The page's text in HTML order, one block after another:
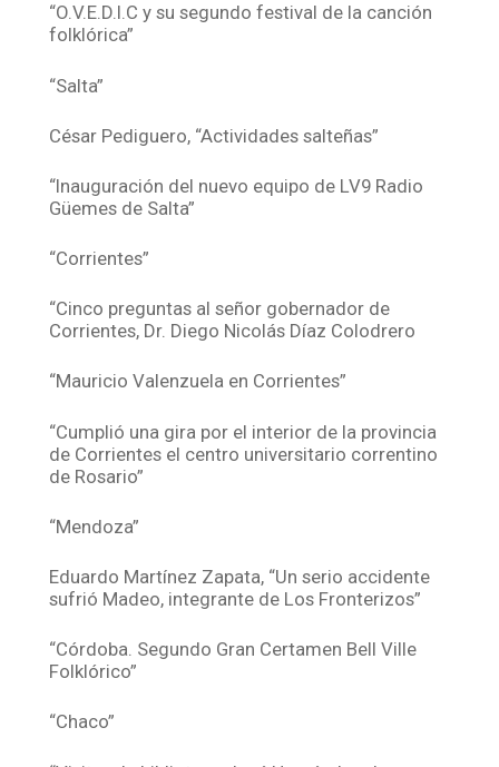
“O.V.E.D.I.C y su segundo festival de la canción
folklórica”
“Salta”
César Pediguero, “Actividades salteñas”
“Inauguración del nuevo equipo de LV9 Radio
Güemes de Salta”
“Corrientes”
“Cinco preguntas al señor gobernador de
Corrientes, Dr. Diego Nicolás Díaz Colodrero
“Mauricio Valenzuela en Corrientes”
“Cumplió una gira por el interior de la provincia
de Corrientes el centro universitario correntino
de Rosario”
“Mendoza”
Eduardo Martínez Zapata, “Un serio accidente
sufrió Madeo, integrante de Los Fronterizos”
“Córdoba. Segundo Gran Certamen Bell Ville
Folklórico”
“Chaco”